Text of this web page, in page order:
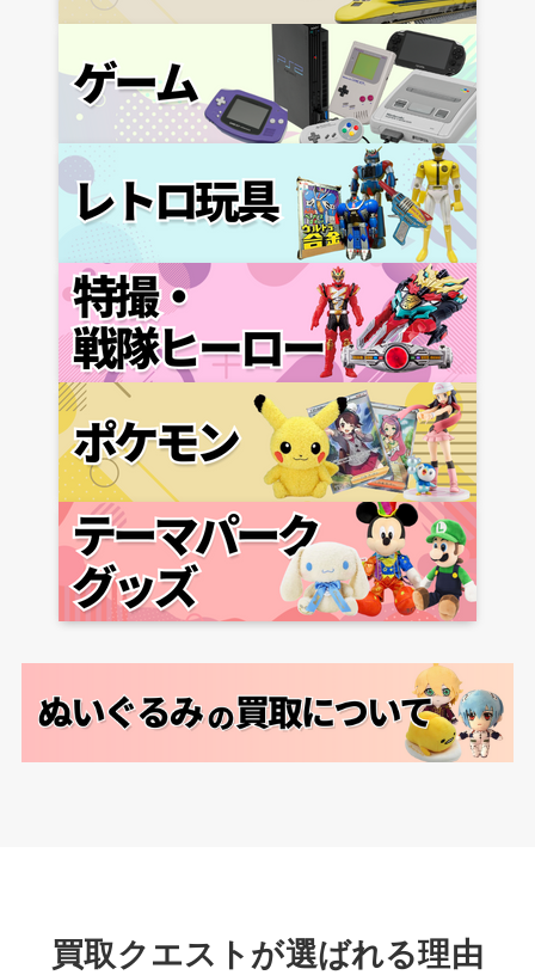
買取クエストが選ばれる理由